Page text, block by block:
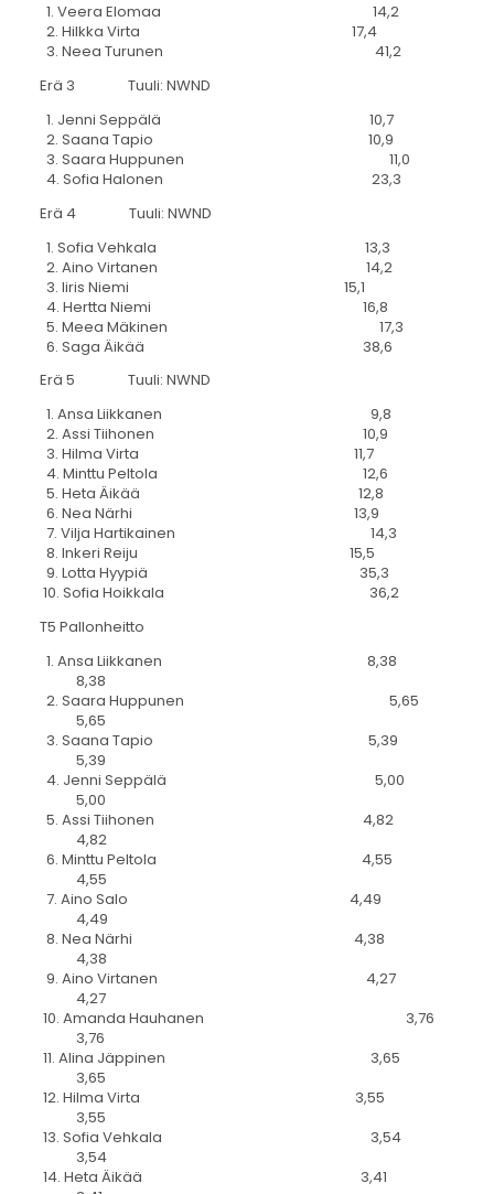
1. Veera Elomaa 14,2
2. Hilkka Virta 17,4
3. Neea Turunen 41,2
Erä 3 Tuuli: NWND
1. Jenni Seppälä 10,7
2. Saana Tapio 10,9
3. Saara Huppunen 11,0
4. Sofia Halonen 23,3
Erä 4 Tuuli: NWND
1. Sofia Vehkala 13,3
2. Aino Virtanen 14,2
3. Iiris Niemi 15,1
4. Hertta Niemi 16,8
5. Meea Mäkinen 17,3
6. Saga Äikää 38,6
Erä 5 Tuuli: NWND
1. Ansa Liikkanen 9,8
2. Assi Tiihonen 10,9
3. Hilma Virta 11,7
4. Minttu Peltola 12,6
5. Heta Äikää 12,8
6. Nea Närhi 13,9
7. Vilja Hartikainen 14,3
8. Inkeri Reiju 15,5
9. Lotta Hyypiä 35,3
10. Sofia Hoikkala 36,2
T5 Pallonheitto
1. Ansa Liikkanen 8,38
8,38
2. Saara Huppunen 5,65
5,65
3. Saana Tapio 5,39
5,39
4. Jenni Seppälä 5,00
5,00
5. Assi Tiihonen 4,82
4,82
6. Minttu Peltola 4,55
4,55
7. Aino Salo 4,49
4,49
8. Nea Närhi 4,38
4,38
9. Aino Virtanen 4,27
4,27
10. Amanda Hauhanen 3,76
3,76
11. Alina Jäppinen 3,65
3,65
12. Hilma Virta 3,55
3,55
13. Sofia Vehkala 3,54
3,54
14. Heta Äikää 3,41